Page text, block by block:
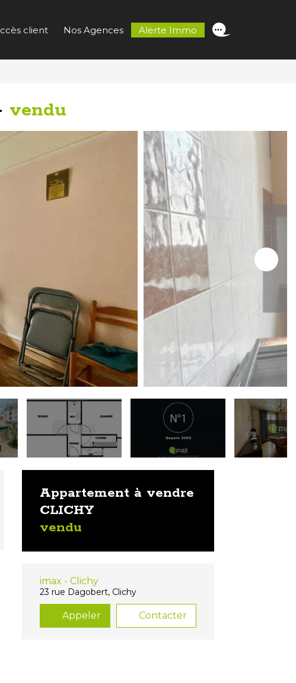
client Nos Agences Alerte Immo
vendu
Appartement à vendre
CLICHY
vendu
imax - Clichy
23 rue Dagobert, Clichy
Appeler Contacter